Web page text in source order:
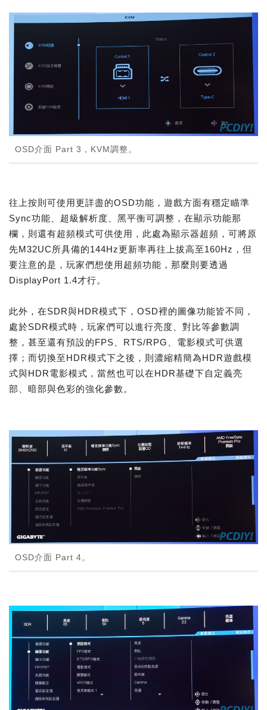
OSD介面 Part 3，KVM調整。
往上按則可使用更詳盡的OSD功能，遊戲方面有穩定瞄準
Sync功能、超級解析度、黑平衡可調整，在顯示功能那
欄，則還有超頻模式可供使用，此處為顯示器超頻，可將原
先M32UC所具備的144Hz更新率再往上拔高至160Hz，但
要注意的是，玩家們想使用超頻功能，那麼則要透過
DisplayPort 1.4才行。
此外，在SDR與HDR模式下，OSD裡的圖像功能皆不同，
處於SDR模式時，玩家們可以進行亮度、對比等參數調
整，甚至還有預設的FPS、RTS/RPG、電影模式可供選
擇；而切換至HDR模式下之後，則濃縮精簡為HDR遊戲模
式與HDR電影模式，當然也可以在HDR基礎下自定義亮
部、暗部與色彩的強化參數。
OSD介面 Part 4。